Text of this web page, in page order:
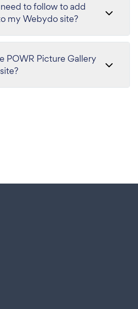
to follow to add
my Webydo site?
POWR Picture Gallery